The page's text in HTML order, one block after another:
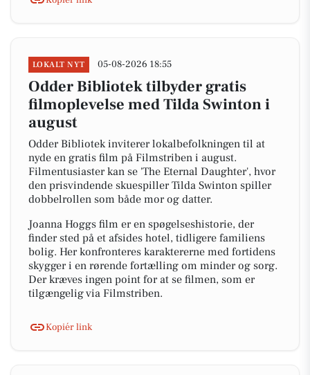
LOKALT NYT 05-08-2026 18:55
Odder Bibliotek tilbyder gratis
filmoplevelse med Tilda Swinton i
august
Odder Bibliotek inviterer lokalbefolkningen til at
nyde en gratis film på Filmstriben i august.
Filmentusiaster kan se 'The Eternal Daughter', hvor
den prisvindende skuespiller Tilda Swinton spiller
dobbelrollen som både mor og datter.
Joanna Hoggs film er en spøgelseshistorie, der
finder sted på et afsides hotel, tidligere familiens
bolig. Her konfronteres karaktererne med fortidens
skygger i en rørende fortælling om minder og sorg.
Der kræves ingen point for at se filmen, som er
tilgængelig via Filmstriben.
Kopiér link